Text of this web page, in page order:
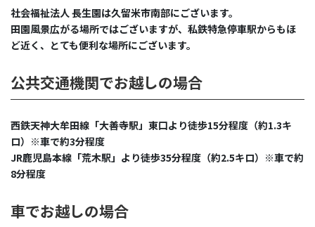
社会福祉法人 長生園は久留米市南部にございます。
田園風景広がる場所ではございますが、私鉄特急停車駅からもほ
ど近く、とても便利な場所にございます。
公共交通機関でお越しの場合
西鉄天神大牟田線「大善寺駅」東口より徒歩15分程度（約1.3キ
ロ）※車で約3分程度
JR鹿児島本線「荒木駅」より徒歩35分程度（約2.5キロ）※車で約
8分程度
車でお越しの場合